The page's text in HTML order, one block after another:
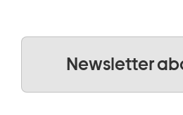
Newsletter